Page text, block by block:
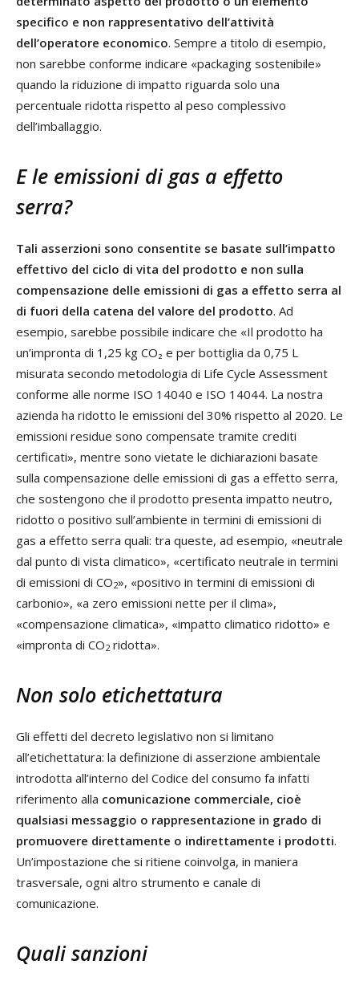
specifico e non rappresentativo dell’attività
dell’operatore economico. Sempre a titolo di esempio,
non sarebbe conforme indicare «packaging sostenibile»
quando la riduzione di impatto riguarda solo una
percentuale ridotta rispetto al peso complessivo
dell’imballaggio.
E le emissioni di gas a effetto
serra?
Tali asserzioni sono consentite se basate sull’impatto
effettivo del ciclo di vita del prodotto e non sulla
compensazione delle emissioni di gas a effetto serra al
di fuori della catena del valore del prodotto. Ad
esempio, sarebbe possibile indicare che «Il prodotto ha
un’impronta di 1,25 kg CO₂ e per bottiglia da 0,75 L
misurata secondo metodologia di Life Cycle Assessment
conforme alle norme ISO 14040 e ISO 14044. La nostra
azienda ha ridotto le emissioni del 30% rispetto al 2020. Le
emissioni residue sono compensate tramite crediti
certificati», mentre sono vietate le dichiarazioni basate
sulla compensazione delle emissioni di gas a effetto serra,
che sostengono che il prodotto presenta impatto neutro,
ridotto o positivo sull’ambiente in termini di emissioni di
gas a effetto serra quali: tra queste, ad esempio, «neutrale
dal punto di vista climatico», «certificato neutrale in termini
di emissioni di CO2», «positivo in termini di emissioni di
carbonio», «a zero emissioni nette per il clima»,
«compensazione climatica», «impatto climatico ridotto» e
«impronta di CO2 ridotta».
Non solo etichettatura
Gli effetti del decreto legislativo non si limitano
all’etichettatura: la definizione di asserzione ambientale
introdotta all’interno del Codice del consumo fa infatti
riferimento alla comunicazione commerciale, cioè
qualsiasi messaggio o rappresentazione in grado di
promuovere direttamente o indirettamente i prodotti.
Un’impostazione che si ritiene coinvolga, in maniera
trasversale, ogni altro strumento e canale di
comunicazione.
Quali sanzioni